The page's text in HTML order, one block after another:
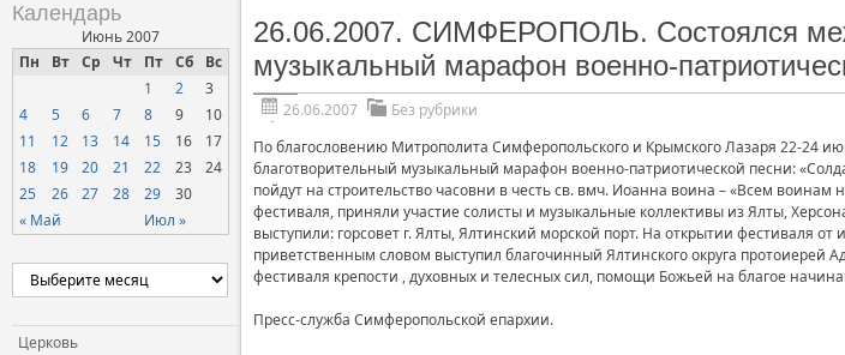
Календарь
Июнь 2007
Пн
Вт Ср Чт Пт Сб Вс
« Май Июл »
1 2
3
4
5 6 7 8 9
10
11
12 13 14 15 16
17
18
19 20 21 22 23
24
25
26 27 28 29 30
Церковь
26.06.2007. СИМФЕРОПОЛЬ. Состоялся
музыкальный марафон военно-
26.06.2007
Без рубрики
По благословению Митрополита Симферопольского и Крымского Лазаря 22-24
благотворительный музыкальный марафон военно-патриотической песни:
пойдут на строительство часовни в честь св. вмч. Иоанна воина – «Всем
фестиваля, приняли участие солисты и музыкальные коллективы из Ялты,
выступили: горсовет г. Ялты, Ялтинский морской порт. На открытии фестиваля
приветственным словом выступил благочинный Ялтинского округа протоиерей
фестиваля крепости , духовных и телесных сил, помощи Божьей на благое
Пресс-служба Симферопольской епархии.